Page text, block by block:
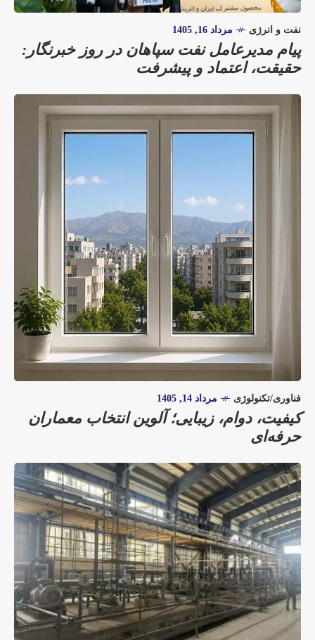
نفت و انرژی مرداد 16, 1405
پیام مدیرعامل نفت سپاهان در روز خبرنگار:
حقیقت، اعتماد و پیشرفت
فناوری/تکنولوژی مرداد 14, 1405
کیفیت، دوام، زیبایی؛ آلوین انتخاب معماران
حرفه‌ای